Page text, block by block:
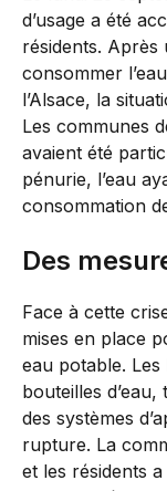
d’usage a été
résidents. Après
consommer
l’Alsace, la
Les communes
avaient été
pénurie, l’eau
consommation
Des
Face à cette
mises en place
eau potable.
bouteilles
des systèmes
rupture. La
et les résidents